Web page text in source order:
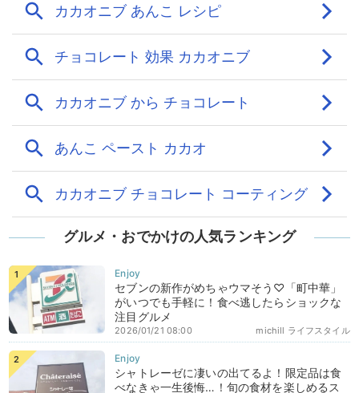
グルメ・おでかけの人気ランキング
セブンの新作がめちゃウマそう♡「町中華」
がいつでも手軽に！食べ逃したらショックな
注目グルメ
michill ライフスタイル
2026/01/21 08:00
シャトレーゼに凄いの出てるよ！限定品は食
べなきゃ一生後悔…！旬の食材を楽しめるス